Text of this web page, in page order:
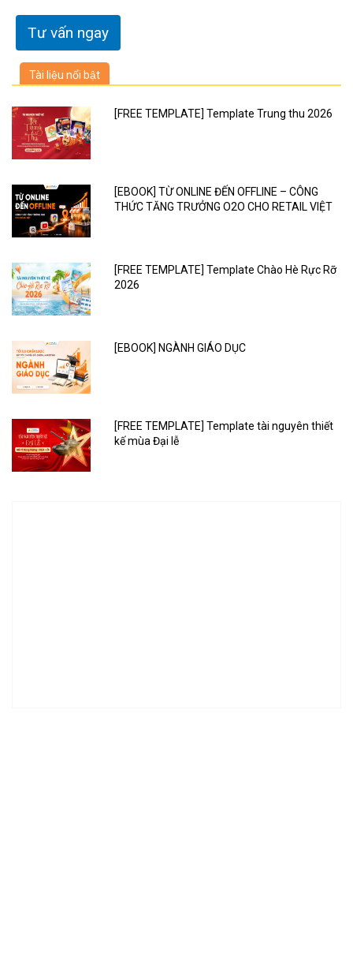
Tài liệu nổi bật
[FREE TEMPLATE] Template Trung thu 2026
[EBOOK] TỪ ONLINE ĐẾN OFFLINE – CÔNG
THỨC TĂNG TRƯỞNG O2O CHO RETAIL VIỆT
[FREE TEMPLATE] Template Chào Hè Rực Rỡ
2026
[EBOOK] NGÀNH GIÁO DỤC
[FREE TEMPLATE] Template tài nguyên thiết
kế mùa Đại lễ